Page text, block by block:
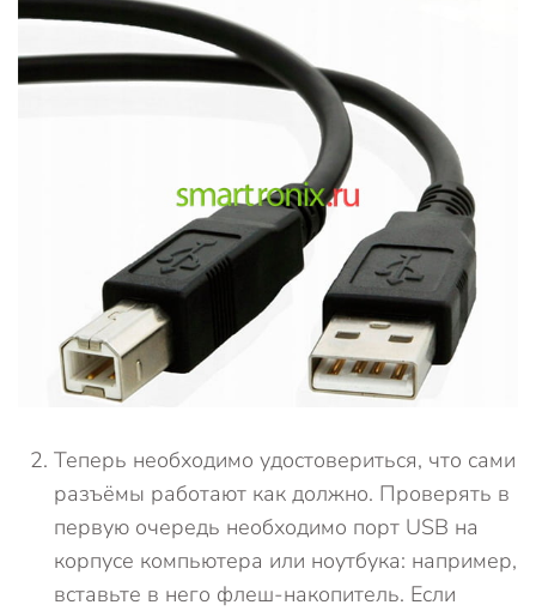
Теперь необходимо удостовериться, что сами
разъёмы работают как должно. Проверять в
первую очередь необходимо порт USB на
корпусе компьютера или ноутбука: например,
вставьте в него флеш-накопитель. Если